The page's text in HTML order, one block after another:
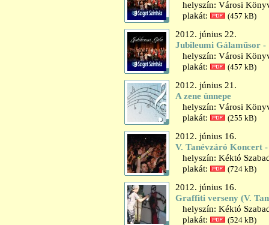
helyszín: Városi
plakát:
(457 kB)
2012. június 22.
Jubileumi Gálaműsor -
helyszín: Városi
plakát:
(457 kB)
2012. június 21.
A zene ünnepe
helyszín: Városi
plakát:
(255 kB)
2012. június 16.
V. Tanévzáró Koncert
helyszín: Kéktó
plakát:
(724 kB)
2012. június 16.
Graffiti verseny (V.
helyszín: Kéktó
plakát:
(524 kB)